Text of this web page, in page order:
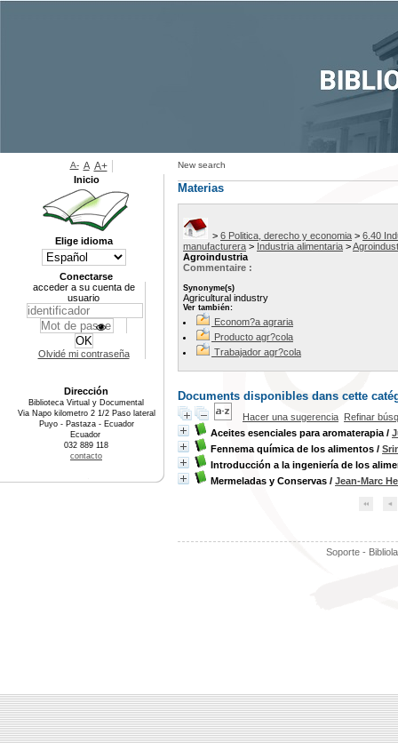
New search
Materias
> 6 Politica, derecho y economia > 6.40
manufacturera > Industria alimentaria >
Agroindustria
Commentaire :
Synonyme(s)
Agricultural industry
Ver también:
Econom?a agraria
Producto agr?cola
Trabajador agr?cola
Documents disponibles dans cette
Hacer una sugerencia Refinar
Aceites esenciales para aromaterapia /
Fennema química de los alimentos /
Introducción a la ingeniería de los
Mermeladas y Conservas / Jean-Marc
Soporte -
A- A A+
Inicio
Elige idioma
Conectarse
acceder a su cuenta de
usuario
Olvidé mi contraseña
Dirección
Biblioteca Virtual y Documental
Via Napo kilometro 2 1/2 Paso lateral
Puyo - Pastaza - Ecuador
Ecuador
032 889 118
contacto